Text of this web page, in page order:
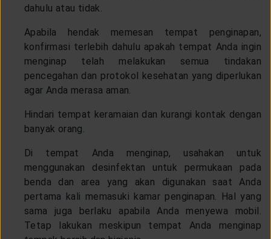
dahulu atau tidak.
Apabila hendak memesan tempat penginapan,
konfirmasi terlebih dahulu apakah tempat Anda ingin
menginap telah melakukan semua tindakan
pencegahan dan protokol kesehatan yang diperlukan
agar Anda merasa aman.
Hindari tempat keramaian dan kurangi kontak dengan
banyak orang.
Di tempat Anda menginap, usahakan untuk
menggunakan desinfektan untuk permukaan pada
benda dan area yang akan digunakan saat Anda
pertama kali memasuki kamar penginapan. Hal yang
sama juga berlaku apabila Anda menyewa mobil.
Tetap lakukan meskipun tempat Anda menginap